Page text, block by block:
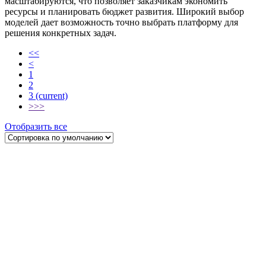
ресурсы и планировать бюджет развития. Широкий выбор
моделей дает возможность точно выбрать платформу для
решения конкретных задач.
<<
<
1
2
3 (current)
>>>
Отобразить все